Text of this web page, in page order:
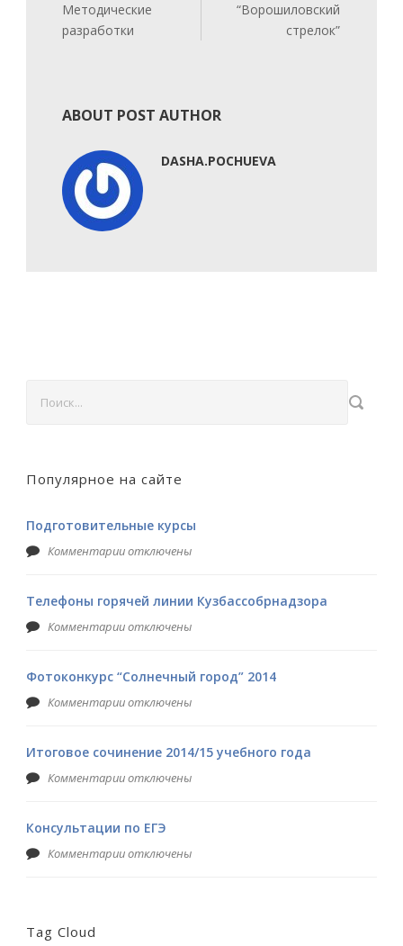
Методические
разработки
“Ворошиловский
стрелок”
ABOUT POST AUTHOR
DASHA.POCHUEVA
Популярное на сайте
Подготовительные курсы
Комментарии отключены
Телефоны горячей линии Кузбассобрнадзора
Комментарии отключены
Фотоконкурс “Солнечный город” 2014
Комментарии отключены
Итоговое сочинение 2014/15 учебного года
Комментарии отключены
Консультации по ЕГЭ
Комментарии отключены
Tag Cloud